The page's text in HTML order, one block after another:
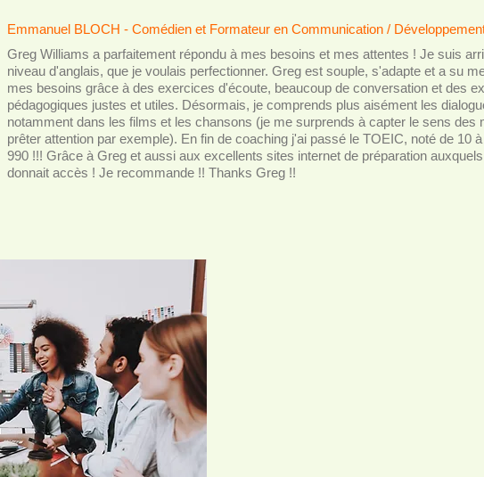
Emmanuel BLOCH - Comédien et Formateur en Communication /
Greg Williams a parfaitement répondu à mes besoins et mes attentes ! Je suis
niveau d'anglais, que je voulais perfectionner. Greg est souple, s'adapte et a su
mes besoins grâce à des exercices d'écoute, beaucoup de conversation et des
pédagogiques justes et utiles. Désormais, je comprends plus aisément les
notamment dans les films et les chansons (je me surprends à capter le sens des
prêter attention par exemple). En fin de coaching j'ai passé le TOEIC, noté de 10
990 !!! Grâce à Greg et aussi aux excellents sites internet de préparation
donnait accès ! Je recommande !! Thanks Greg !!